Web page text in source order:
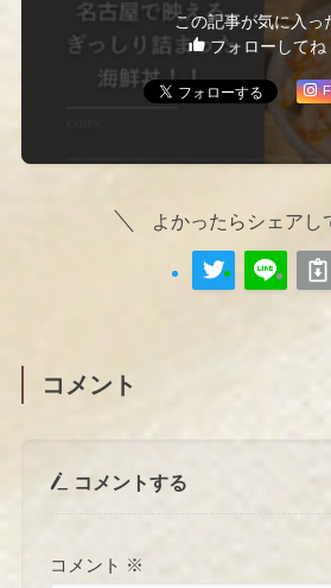
この記事が気に入っ
フォローしてね
よかったらシェアし
コメント
コメントする
コメント ※